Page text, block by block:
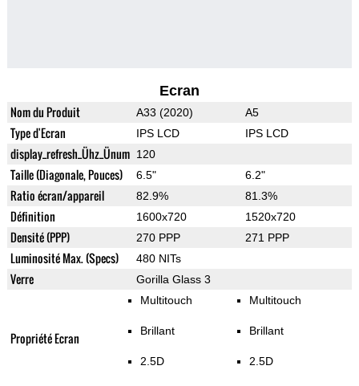
Ecran
Nom du Produit A33 (2020) A5
Type d'Ecran IPS LCD IPS LCD
display_refresh_Ühz_Ünum 120
Taille (Diagonale, Pouces) 6.5" 6.2"
Ratio écran/appareil 82.9% 81.3%
Définition 1600x720 1520x720
Densité (PPP) 270 PPP 271 PPP
Luminosité Max. (Specs) 480 NITs
Verre Gorilla Glass 3
Propriété Ecran
Multitouch
Brillant
2.5D
Multitouch
Brillant
2.5D